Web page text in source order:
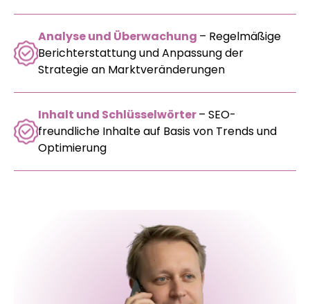
Analyse und Überwachung – Regelmäßige
Berichterstattung und Anpassung der
Strategie an Marktveränderungen
Inhalt und Schlüsselwörter– SEO-
freundliche Inhalte auf Basis von Trends und
Optimierung